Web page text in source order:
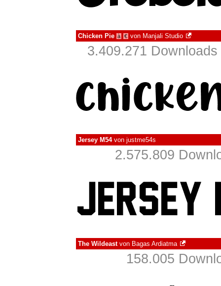
Chicken Pie à € von Manjali Studio
3.409.271
Jersey M54von justme54s
2.575.809
The Wildeastvon Bagas Ardiatma
158.005